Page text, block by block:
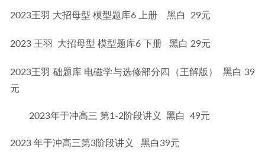
2023王羽 大招母型 模型题库6 上册    黑白  29元
2023 王羽  大招母型 模型题库6 下册   黑白 29元
2023王羽 础题库 电磁学与选修部分四（王解版）  黑白 39
元
2023年于冲高三 第1-2阶段讲义 黑白 49元
2023 年于冲高三第3阶段讲义   黑白39元